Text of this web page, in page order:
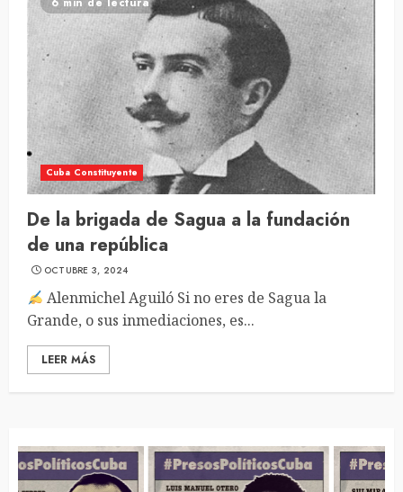
Cuba Constituyente
De la brigada de Sagua a la fundación
de una república
OCTUBRE 3, 2024
Alenmichel Aguiló Si no eres de Sagua la
Grande, o sus inmediaciones, es...
LEER MÁS